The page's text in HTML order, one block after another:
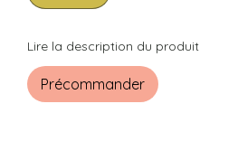
Lire la description du produit
Précommander